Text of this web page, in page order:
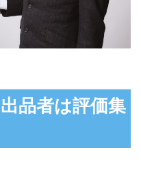
品者は評価集